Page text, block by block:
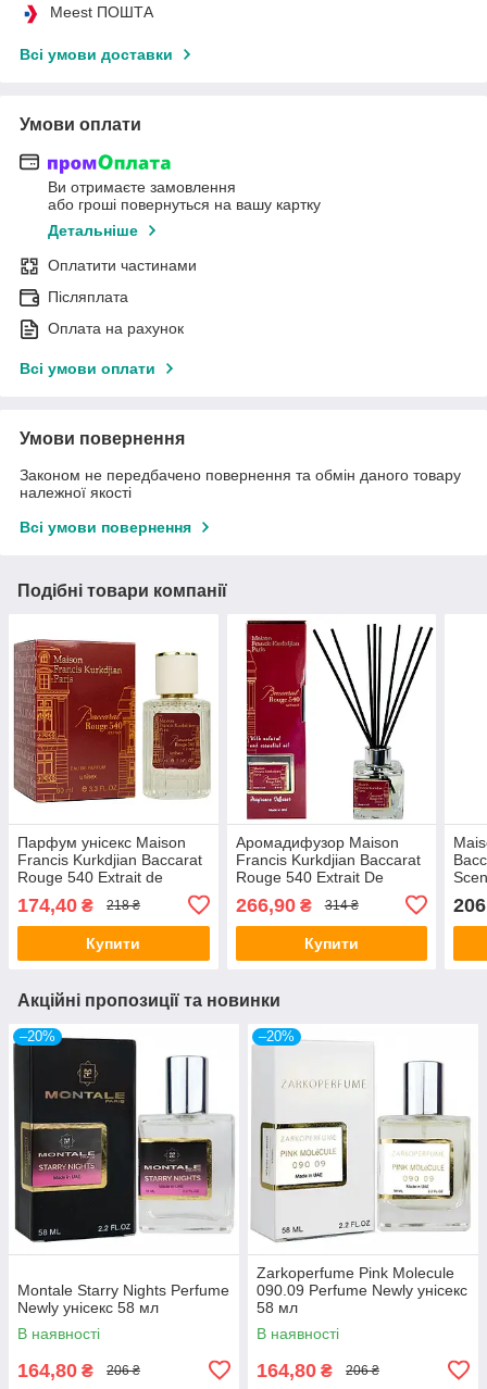
Meest ПОШТА
Всі умови доставки
Умови оплати
Ви отримаєте замовлення
або гроші повернуться на вашу картку
Детальніше
Оплатити частинами
Післяплата
Оплата на рахунок
Всі умови оплати
Умови повернення
Законом не передбачено повернення та обмін даного товару
належної якості
Всі умови повернення
Подібні товари компанії
Парфум унісекс Maison
Francis Kurkdjian Baccarat
Rouge 540 Extrait de
174,40 ₴ 218 ₴
Купити
Аромадифузор Maison
Francis Kurkdjian Baccarat
Rouge 540 Extrait De
Parfum Brand Collection 85
мл
266,90₴ 314 ₴
Купити
206
Акційні пропозиції та новинки
–20%
Montale Starry Nights Perfume
Newly унісекс 58 мл
В наявності
164,80 ₴ 206 ₴
–20%
Zarkoperfume Pink Molecule
090.09 Perfume Newly унісекс
58 мл
В наявності
164,80 ₴ 206 ₴